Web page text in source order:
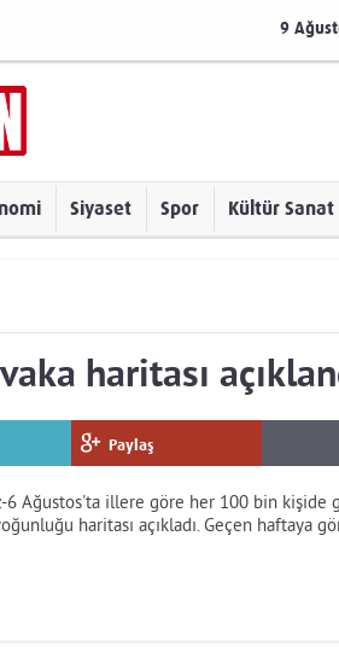
9
Siyaset Spor Kültür Sanat
haritası
Paylaş
Ağustos'ta illere göre her 100 bin kişide
haritası açıkladı. Geçen haftaya